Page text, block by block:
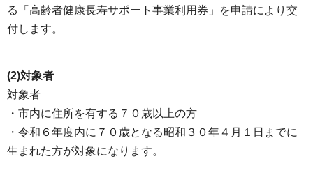
る「高齢者健康長寿サポート事業利用券」を申請により交
付します。
(2)対象者
対象者
・市内に住所を有する７０歳以上の方
・令和６年度内に７０歳となる昭和３０年４月１日までに
生まれた方が対象になります。